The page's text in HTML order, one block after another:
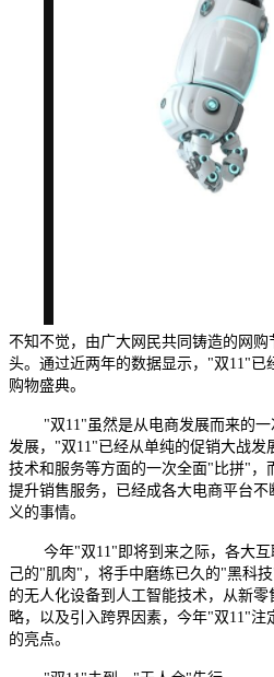
不知不觉，由广大网民共同铸造的网
头。通过近两年的数据显示，"双11"已
购物盛典。
"双11"虽然是从电商发展而来的
发展，"双11"已经从单纯的促销大战发
技术和服务等方面的一次全面"比拼"，
提升销售服务，已经成各大电商平台
义的事情。
今年"双11"即将到来之际，各大
己的"肌肉"，将手中磨练已久的"黑科
的无人化设备到人工智能技术，从新
略，以及引入跨界因素，今年"双11"
的亮点。